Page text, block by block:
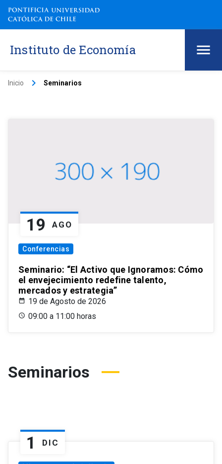
Instituto de Economía
Inicio keyboard_arrow_right Seminarios
19 AGO
Conferencias
Seminario: “El Activo que Ignoramos: Cómo
el envejecimiento redefine talento,
mercados y estrategia”
19 de Agosto de 2026
09:00 a 11:00 horas
Seminarios
1 DIC